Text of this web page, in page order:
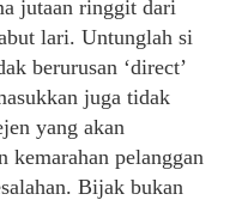
jutaan ringgit dari
lari. Untunglah si
berurusan ‘direct’
juga tidak
yang akan
kemarahan pelanggan
Bijak bukan